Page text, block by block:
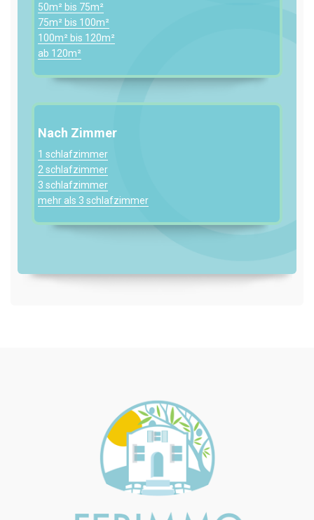
50m² bis 75m²
75m² bis 100m²
100m² bis 120m²
ab 120m²
Nach Zimmer
1 schlafzimmer
2 schlafzimmer
3 schlafzimmer
mehr als 3 schlafzimmer